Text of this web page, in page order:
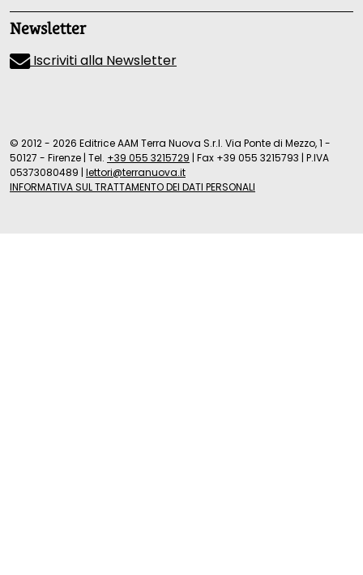
Newsletter
Iscriviti alla Newsletter
© 2012 - 2026 Editrice AAM Terra Nuova S.r.l. Via Ponte di Mezzo, 1 -
50127 - Firenze | Tel. +39 055 3215729 | Fax +39 055 3215793 | P.IVA
05373080489 | lettori@terranuova.it
INFORMATIVA SUL TRATTAMENTO DEI DATI PERSONALI